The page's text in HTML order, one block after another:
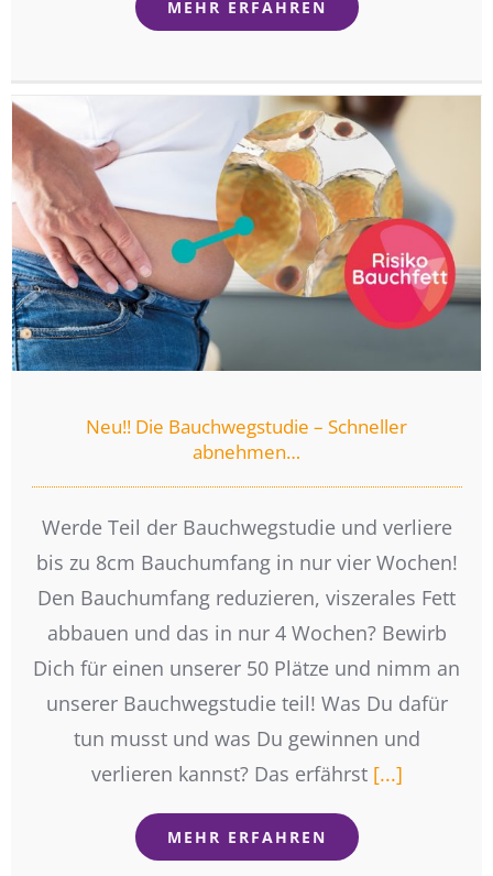
MEHR ERFAHREN
Neu!! Die Bauchwegstudie – Schneller
abnehmen…
Werde Teil der Bauchwegstudie und verliere
bis zu 8cm Bauchumfang in nur vier Wochen!
Den Bauchumfang reduzieren, viszerales Fett
abbauen und das in nur 4 Wochen? Bewirb
Dich für einen unserer 50 Plätze und nimm an
unserer Bauchwegstudie teil! Was Du dafür
tun musst und was Du gewinnen und
verlieren kannst? Das erfährst [...]
MEHR ERFAHREN